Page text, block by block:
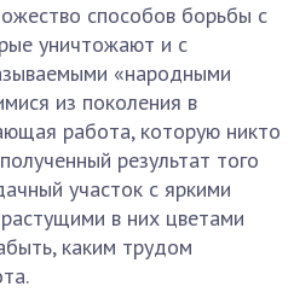
способов борьбы с
уничтожают и с
«народными
из поколения в
работа, которую никто
результат того
участок с яркими
в них цветами
каким трудом